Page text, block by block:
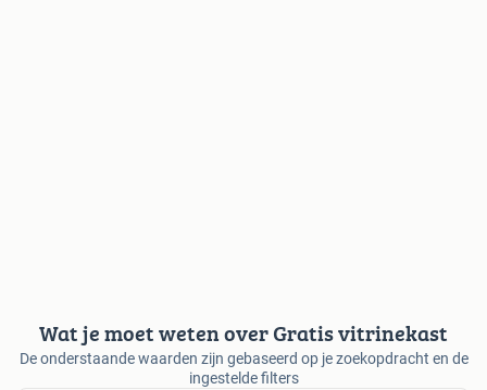
Wat je moet weten over Gratis vitrinekast
De onderstaande waarden zijn gebaseerd op je zoekopdracht en de
ingestelde filters